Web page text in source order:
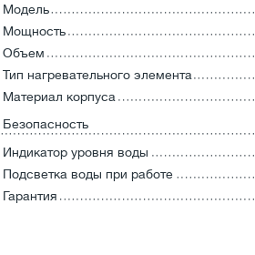
Модель
Мощность
Объем
Тип нагревательного элемента
Материал корпуса
Безопасность
Индикатор уровня воды
Подсветка воды при работе
Гарантия